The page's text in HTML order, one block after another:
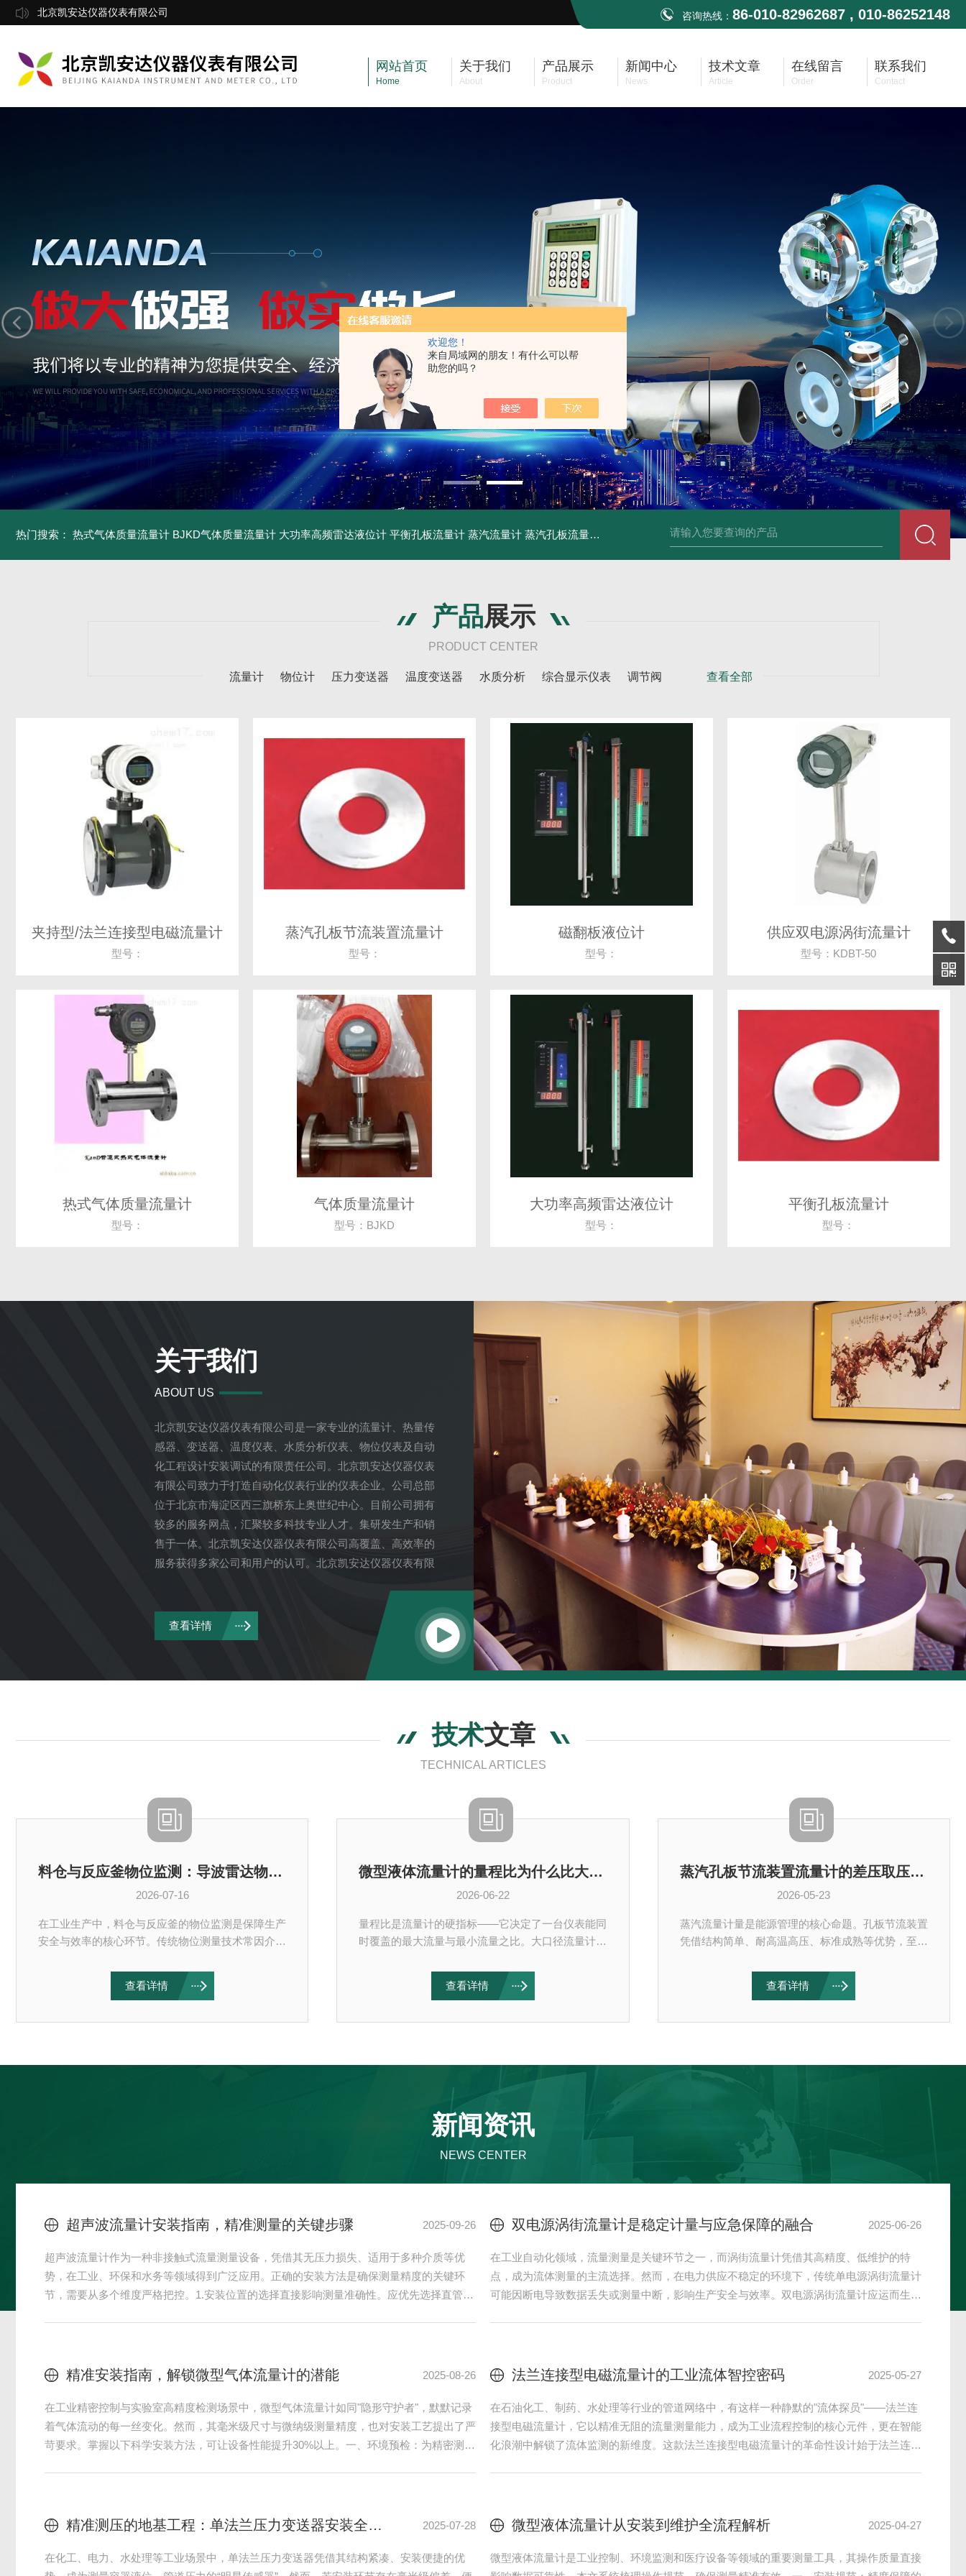
欢迎您！
来自局域网的朋友！有什么可以帮
助您的吗？
北京凯安达仪器仪表有限公司 咨询热线： 86-010-82962687 , 010-86252148
网站首页
Home
关于我们
About
产品展示
Product
新闻中心
News
技术文章
Article
在线留言
Order
联系我们
Contact
热门搜索： 热式气体质量流量计 BJKD气体质量流量计 大功率高频雷达液位计 平衡孔板流量计 蒸汽流量计 蒸汽孔板流量计 供应卫生齐平膜压力变送器 供应耐高温压力变送器 供应防堵无腔压力变送器
产品展示
PRODUCT CENTER
流量计 物位计 压力变送器 温度变送器 水质分析 综合显示仪表 调节阀 查看全部
夹持型/法兰连接型电磁流量计
型号：
蒸汽孔板节流装置流量计
型号：
磁翻板液位计
型号：
供应双电源涡街流量计
型号：KDBT-50
热式气体质量流量计
型号：
气体质量流量计
型号：BJKD
大功率高频雷达液位计
型号：
平衡孔板流量计
型号：
关于我们
ABOUT US
北京凯安达仪器仪表有限公司是一家专业的流量计、热量传
感器、变送器、温度仪表、水质分析仪表、物位仪表及自动
化工程设计安装调试的有限责任公司。北京凯安达仪器仪表
有限公司致力于打造自动化仪表行业的仪表企业。公司总部
位于北京市海淀区西三旗桥东上奥世纪中心。目前公司拥有
较多的服务网点，汇聚较多科技专业人才。集研发生产和销
售于一体。北京凯安达仪器仪表有限公司高覆盖、高效率的
服务获得多家公司和用户的认可。北京凯安达仪器仪表有限
查看详情
技术文章
TECHNICAL ARTICLES
料仓与反应釜物位监测：导波雷达物位计的测量原理与优势
2026-07-16
在工业生产中，料仓与反应釜的物位监测是保障生产
安全与效率的核心环节。传统物位测量技术常因介质
战。导波雷达物位计凭借其精准的微波脉冲测量技
术，在化工、石油、制药、食品等领域广泛应用，成
查看详情
微型液体流量计的量程比为什么比大口径流量计更难做
2026-06-22
量程比是流量计的硬指标——它决定了一台仪表能同
时覆盖的最大流量与最小流量之比。大口径流量计做
至1000:1，却是一场与物理极限的正面交锋。同样是
流量计，为什么微型的量程比偏偏这么难做？答案藏
级下，流体动能极低，传感器输出的电信号...
查看详情
蒸汽孔板节流装置流量计的差压取压方式与密度补偿技术详解
2026-05-23
蒸汽流量计量是能源管理的核心命题。孔板节流装置
凭借结构简单、耐高温高压、标准成熟等优势，至今
身，而是两个常被忽视的关键环节：差压取压方式与
密度补偿技术。选错取压方式，差压信号失真；跳过
位于孔板前端面，下游取压孔位于孔板后端面，取压
查看详情
新闻资讯
NEWS CENTER
2026-07-28
在化工生产过程中，储罐液位监测是保障安全生产与工艺稳定的核心环节。面对强腐蚀、高
温高压等严苛介质环境，防腐式磁翻板液位计凭借其可靠的密封结构、直观的指示与优异的
耐腐蚀性能，成为储罐液位监测的选择设备。本文从材料选型与防腐涂层技术切入，解析其
单法兰压力变送器安装位置对测量精度的影响 2026-06-25
压力变送器的精度标称再高，装错了位置，一切归零。这不是危言耸听，而是工业现场反复
验证的铁律。单法兰压力变送器因其结构特点——仅一侧与介质接触，另一侧通大气——对
安装位置的敏感度远超双法兰或绝压变送器。位置偏差带来的不只是几个百分点的误差，而
测...
泥浆压力变送器的膜片材质选择：哈氏合金vs陶瓷，谁更耐磨损？ 2026-05-26
在石油钻采、隧道盾构及污水处理等工业场景中，泥浆介质因含有高硬度的砂石、岩屑等固
2026-04-27
在线余氯监控仪的安装与调试，是保障饮用水安全与消毒工艺闭环控制的关键环节。其核心
在于将传感器精准置入流动水样，并通过电气与化学校准，将物理信号转化为可信的余氯浓
度数据。遵循“选址-安装-接线-校准-验证”五步法，可有效规避气泡干扰、信号漂移等常见问
智能守护水质：在线PH/ORP计的五大核心优势 2025-11-25
在现代工业水处理、环保监测及食品医药生产等领域，水质参数的实时精准监控至关重要。
其中，pH值（酸碱度）与ORP（氧化还原电位）是衡量水质状态的关键指标。传统离线检
测方式耗时费力、响应滞后，已难以满足高效自动化生产的需求。而在线pH/ORP计凭借其
2025-10-28
在工业生产与能源管理领域，蒸汽作为一种重要的热力介质，其精确计量至关重要。蒸汽孔
长度